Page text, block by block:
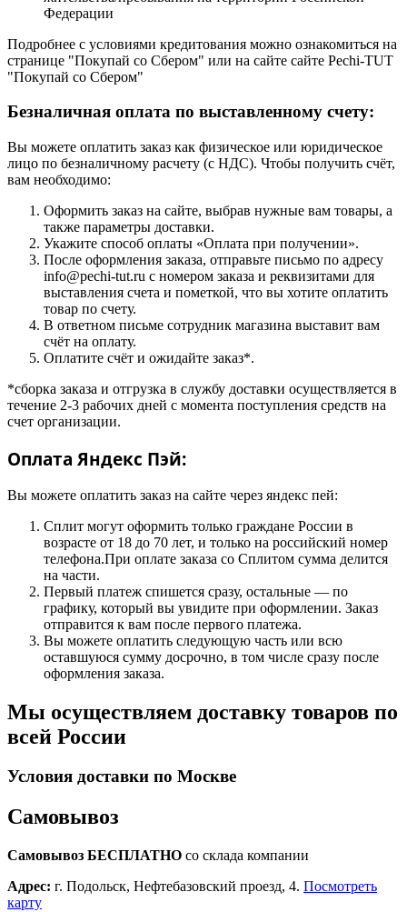
Федерации
Подробнее с условиями кредитования можно ознакомиться на
странице "Покупай со Сбером" или на сайте сайте Pechi-TUT
"Покупай со Сбером"
Безналичная оплата по выставленному счету:
Вы можете оплатить заказ как физическое или юридическое
лицо по безналичному расчету (с НДС). Чтобы получить счёт,
вам необходимо:
Оформить заказ на сайте, выбрав нужные вам товары, а
также параметры доставки.
Укажите способ оплаты «Оплата при получении».
После оформления заказа, отправьте письмо по адресу
info@pechi-tut.ru с номером заказа и реквизитами для
выставления счета и пометкой, что вы хотите оплатить
товар по счету.
В ответном письме сотрудник магазина выставит вам
счёт на оплату.
Оплатите счёт и ожидайте заказ*.
*сборка заказа и отгрузка в службу доставки осуществляется в
течение 2-3 рабочих дней с момента поступления средств на
счет организации.
Оплата Яндекс Пэй:
Вы можете оплатить заказ на сайте через яндекс пей:
Сплит могут оформить только граждане России в
возрасте от 18 до 70 лет, и только на российский номер
телефона.При оплате заказа со Сплитом сумма делится
на части.
Первый платеж спишется сразу, остальные — по
графику, который вы увидите при оформлении. Заказ
отправится к вам после первого платежа.
Вы можете оплатить следующую часть или всю
оставшуюся сумму досрочно, в том числе сразу после
оформления заказа.
Мы осуществляем доставку товаров по
всей России
Условия доставки по Москве
Самовывоз
Самовывоз БЕСПЛАТНО со склада компании
Адрес: г. Подольск, Нефтебазовский проезд, 4. Посмотреть
карту